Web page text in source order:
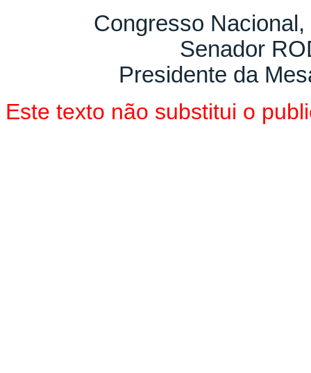
Congresso
Senador
Presidente da
Este texto não substitui o